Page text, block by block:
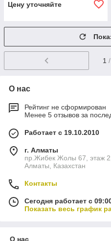
Цену уточняйте
1
О нас
Рейтинг не сформирован
Менее 5 отзывов за
Работает с 19.10.2010
г. Алматы
пр.Жибек Жолы 67, этаж
Алматы, Казахстан
Контакты
Сегодня работает с
Показать весь график
О нас